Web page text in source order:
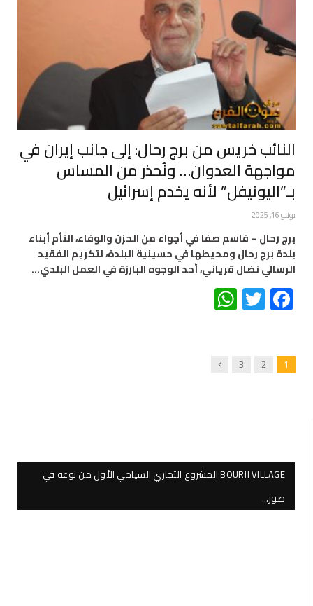
النائب خريس من برج رحال: إلى جانب إيران في
مواجهة العدوان… ونُحذر من المساس
بـ”اليونيفل” لأنه يخدم إسرائيل
يونيو 16, 2025
برج رحال – قاسم صفا في أجواء من الحزن والوفاء، التأم أبناء
بلدة برج رحال ومحيطها في حسينية البلدة، لتكريم الفقيد
الرسالي نضال قرياني، أحد الوجوه البارزة في العمل البلدي…
Facebook
Twitter
1
2
3
Next
BOURJI VILLAGE المشروع التجاري السياحي الأول من نوعه في
صور…